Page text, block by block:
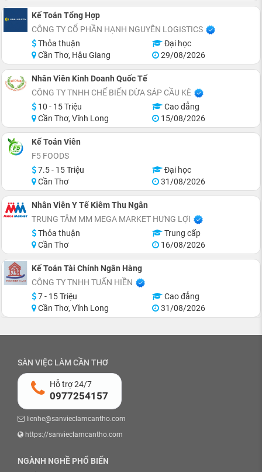
Kế Toán Tổng Hợp
CÔNG TY CỔ PHẦN HẠNH NGUYÊN LOGISTICS
Thỏa thuận
Đại học
Cần Thơ, Hậu Giang
29/08/2026
Nhân Viên Kinh Doanh Quốc Tế
CÔNG TY TNHH CHẾ BIẾN DỪA SÁP CẦU KÈ
10 - 15 Triệu
Cao đẳng
Cần Thơ, Vĩnh Long
15/08/2026
Kế Toán Viên
F5 FOODS
7.5 - 15 Triệu
Đại học
Cần Thơ
31/08/2026
Nhân Viên Y Tế Kiêm Thu Ngân
TRUNG TÂM MM MEGA MARKET HƯNG LỢI
Thỏa thuận
Trung cấp
Cần Thơ
16/08/2026
Kế Toán Tài Chính Ngân Hàng
CÔNG TY TNHH TUẤN HIỀN
7 - 15 Triệu
Cao đẳng
Cần Thơ, Vĩnh Long
31/08/2026
SÀN VIỆC LÀM CẦN THƠ
Hỗ trợ 24/7
0977254157
lienhe@sanvieclamcantho.com
https://sanvieclamcantho.com
NGÀNH NGHỀ PHỔ BIẾN